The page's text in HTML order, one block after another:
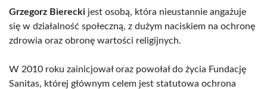
Grzegorz Bierecki jest osobą, która nieustannie angażuje
się w działalność społeczną, z dużym naciskiem na ochronę
zdrowia oraz obronę wartości religijnych.
W 2010 roku zainicjował oraz powołał do życia Fundację
Sanitas, której głównym celem jest statutowa ochrona